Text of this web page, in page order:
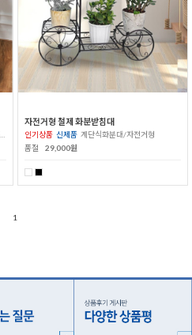
자전거형 철제 화분받침대
인기상품 신제품 계단식화분대/자전거형
품절
29,000원
1